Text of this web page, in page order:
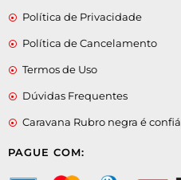
Política de Privacidade
Política de Cancelamento
Termos de Uso
Dúvidas Frequentes
Caravana Rubro negra é
PAGUE COM: